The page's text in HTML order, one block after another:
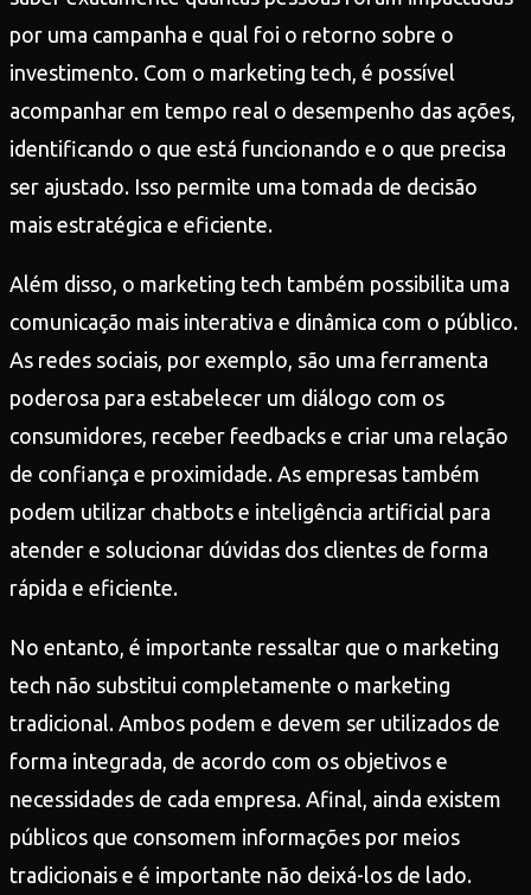
por uma campanha e qual foi o retorno sobre o
investimento. Com o marketing tech, é possível
acompanhar em tempo real o desempenho das ações,
identificando o que está funcionando e o que precisa
ser ajustado. Isso permite uma tomada de decisão
mais estratégica e eficiente.
Além disso, o marketing tech também possibilita uma
comunicação mais interativa e dinâmica com o público.
As redes sociais, por exemplo, são uma ferramenta
poderosa para estabelecer um diálogo com os
consumidores, receber feedbacks e criar uma relação
de confiança e proximidade. As empresas também
podem utilizar chatbots e inteligência artificial para
atender e solucionar dúvidas dos clientes de forma
rápida e eficiente.
No entanto, é importante ressaltar que o marketing
tech não substitui completamente o marketing
tradicional. Ambos podem e devem ser utilizados de
forma integrada, de acordo com os objetivos e
necessidades de cada empresa. Afinal, ainda existem
públicos que consomem informações por meios
tradicionais e é importante não deixá-los de lado.